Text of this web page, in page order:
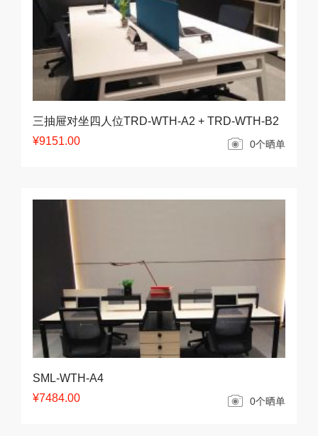
三抽屉对坐四人位TRD-WTH-A2 + TRD-WTH-B2
¥9151.00
0个晒单
SML-WTH-A4
¥7484.00
0个晒单